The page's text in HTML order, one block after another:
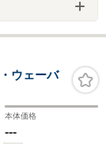
ウェーバ
本体価格
---